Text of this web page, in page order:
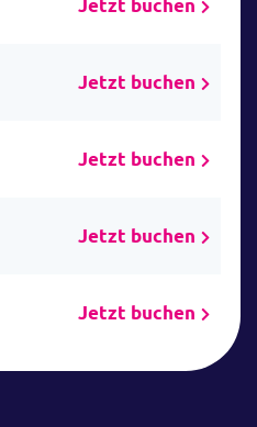
Jetzt buchen
Jetzt buchen
Jetzt buchen
Jetzt buchen
Jetzt buchen